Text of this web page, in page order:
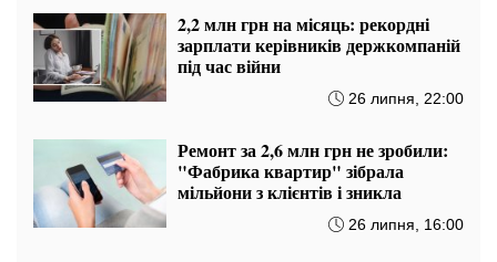
2,2 млн грн на місяць: рекордні
зарплати керівників держкомпаній
під час війни
26 липня, 22:00
Ремонт за 2,6 млн грн не зробили:
"Фабрика квартир" зібрала
мільйони з клієнтів і зникла
26 липня, 16:00